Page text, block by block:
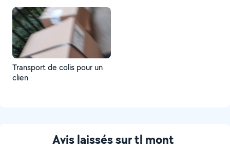
Transport de colis pour un
clien
Avis laissés sur tl mont